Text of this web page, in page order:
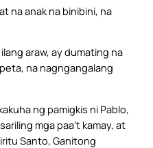
na anak na binibini, na
araw, ay dumating na
na nagngangalang
ng pamigkis ni Pablo,
mga paa’t kamay, at
Santo, Ganitong